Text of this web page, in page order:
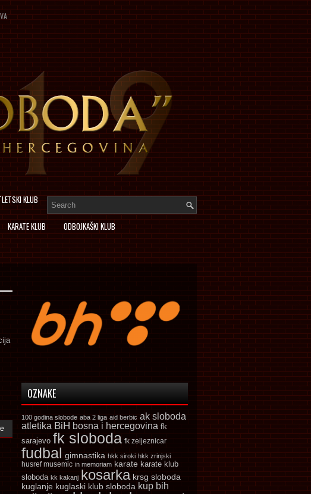
KLUB
KARATE KLUB ODBOJKAŠKI KLUB
OZNAKE
100 godina slobode aba 2 liga aid berbic ak sloboda
atletika BiH bosna i hercegovina fk
sarajevo fk sloboda fk zeljeznicar
fudbal gimnastika hkk siroki hkk zrinjski
husref musemic in memoriam karate karate klub
sloboda kk kakanj kosarka krsg sloboda
kuglanje kuglaski klub sloboda kup bih